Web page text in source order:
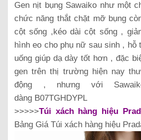
Gen nịt bụng Sawaiko như một
chức năng thắt chặt mỡ bụng
cột sống ,kéo dài cột sống ,
hình eo cho phụ nữ sau sinh , hỗ
uống giúp dạ dày tốt hơn , đặc
gen trên thị trường hiện nay
động , nhưng với
dàng B07TGHDYPL
>>>>>Túi xách hàng hiệu
Bảng Giá Túi xách hàng hiệu